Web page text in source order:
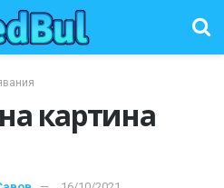
картина